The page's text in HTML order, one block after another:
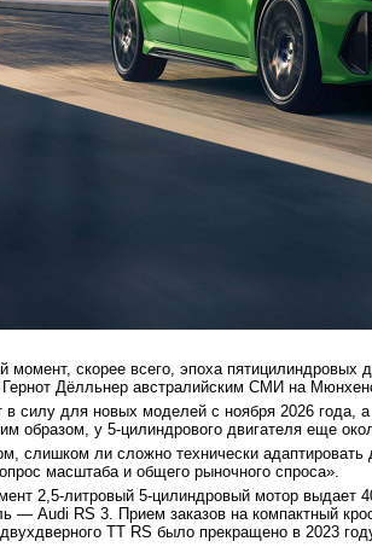
момент, скорее всего, эпоха пятицилиндровых
Гернот Дёлльнер австралийским СМИ на
в силу для новых моделей с ноября 2026
образом, у 5-цилиндрового двигателя еще
слишком ли сложно технически
масштаба и общего рыночного спроса».
2,5-литровый 5-цилиндровый мотор выдает
— Audi RS 3. Прием заказов на компактный
TT RS было прекращено в 2023